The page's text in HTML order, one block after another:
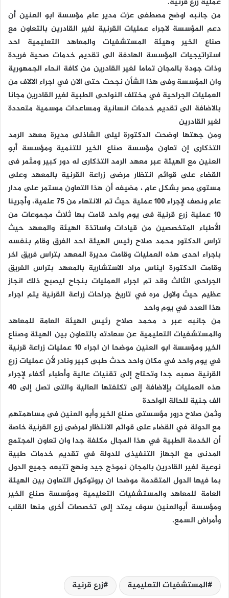
من جانبه اوضح مصطفى عزت مدير عام مؤسسة ابو العنين أن
دعم المؤسسة لاجراء عمليات القرنية لغير القادرين بالتعاون مع
صناع الخير وهيئة المستشفيات والمعاهد التعليمية احد
استراتيجيات المؤسسة الهادفة الى تقديم خدمات صحية فريدة
وذات جودة بالمجان تماما لغير القادرين من كافة انحاء الجمهورية
وان المؤسسة وفى هذا الشأن نجحت حتى الان في اجراء الالاف من
العمليات الجراحية في مختلف النواحى الطبية لغير القادرين مجانا
بالاضافة الى تقديم خدمات انسانية ومساعدات موسمية متعددة
لغير القادرين
ومن جهتها اوضحت الدكتورة ليلى الشاذلى مديرة معهد الرمد
التذكارى إن تعاون مؤسسة صناع الخير للتنمية ومؤسسة أبو
العنين مع الهيئة عبر معهد الرمد التذكارى له دور كبير ومثمر فى
القضاء على قوائم انتظار مرضى زراعة القرنية بالمعهد وعلى
مستوى مصر بشكل عام ، مضيفه أن هذا التعاون مستمر على مدار
عام ونصف لإجراء 100 عملية حيث تم الانتهاء من 75 علمية، وأجرينا
10 عملية زرع قرنية فى يوم واحد قامت بها ثلاث مجموعات من
الأطباء المتخصصين من قيادات واساتذة الهيئة والمعهد حيث
تراس الدكتور محمد صلاح رئيس الهيئة احد الفرق وقام بنفسه
باجراء احدى هذه العمليات وقامت مديرة المعهد بتراس فريق اخر
وقامت الدكتورة ايناس مراد الاستشارية بالمعهد بتراس الفريق
الجراحى الثالث وقد تم اجراء العمليات بنجاح ليصبح ذلك انجاز
عظيم حيث ولاول مره في تاريخ جراحات زراعة القرنية يتم اجراء
هذا العدد في يوم واحد
من جانبه عبر د محمد صلاح رئيس الهيئة العامة للمعاهد
والمستشفيات التعليمية عن سعادته بالتعاون بين الهيئة وصناع
الخير ومؤسسة ابو العنين موضحا ان اجراء 10 عمليات زراعة قرنية
في يوم واحد في مكان واحد حدث طبى كبير ونادر لأن عمليات زرع
القرنية صعبه جدا وتحتاج إلى تقنيات عالية وأطباء أكفاء لإجراء
هذه العمليات بإلاضافة إلى تكلفتها العالية والتى تصل إلى 40
الف جنية للحالة الواحدة
وثمن صلاح درور مؤسستى صناع الخير وأبو العنين فى مساهمتهم
مع الدولة في القضاء على قوائم الانتظار لمرضى زرع القرنية خاصة
أن الخدمة الطبية في هذا المجال مكلفة جدا وان تعاون المجتمع
المدنى مع الجهاز التنفيذى للدولة في تقديم خدمات طبية
نوعية لغير القادرين بالمجان نموذج جيد ونهج تتبعه جميع الدول
بما فيها الدول المتقدمة موضحا ان بروتوكول التعاون بين الهيئة
العامة للمعاهد والمستشفيات التعليمية ومؤسسة صناع الخير
ومؤسسة أبوالعنين سوف يمتد إلى تخصصات أخرى منها القلب
وأمراض السمع.
المستشفيات التعليمية زرع قرنية